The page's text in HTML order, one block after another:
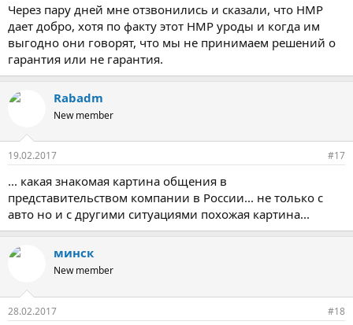
Через пару дней мне отзвонились и сказали, что НМР
дает добро, хотя по факту этот НМР уроды и когда им
выгодно они говорят, что мы не принимаем решений о
гарантия или не гарантия.
Rabadm
New member
19.02.2017 #17
... какая знакомая картина общения в
представительством компании в России... не только с
авто но и с другими ситуациями похожая картина...
минск
New member
28.02.2017 #18